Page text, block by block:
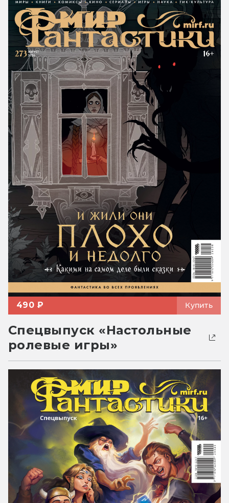
490 ₽ Купить
Спецвыпуск «Настольные
ролевые игры»